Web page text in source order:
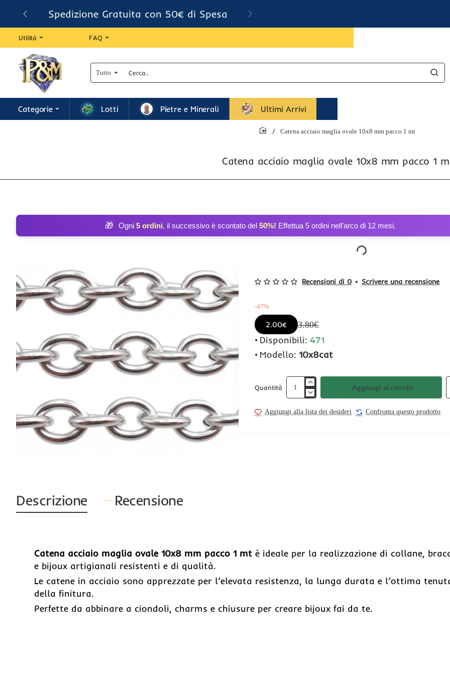
Spedizione Gratuita con 50€ di Spesa
Utilità FAQ
Tutto
Cerca..
Categorie Lotti Pietre e Minerali Ultimi Arrivi
Catena acciaio maglia ovale 10x8 mm pacco 1
Catena acciaio maglia ovale 10x8 mm pacco 1 mt
🎁 Ogni 5 ordini, il successivo è scontato del 50%! Effettua 5 ordini nell’arco di 12 mesi.
Recensioni di 0 • Scrivere una recensione
-47%
2.00€ 3.80€
Disponibili: 471
Modello: 10x8cat
Quantità Aggiungi al carrello
Aggiungi alla lista dei desideri Confronta questo prodotto
Descrizione Recensione
Catena acciaio maglia ovale 10x8 mm pacco 1 mt è ideale per la realizzazione di collane,
e bijoux artigianali resistenti e di qualità.
Le catene in acciaio sono apprezzate per l’elevata resistenza, la lunga durata e l’ottima
della finitura.
Perfette da abbinare a ciondoli, charms e chiusure per creare bijoux fai da te.